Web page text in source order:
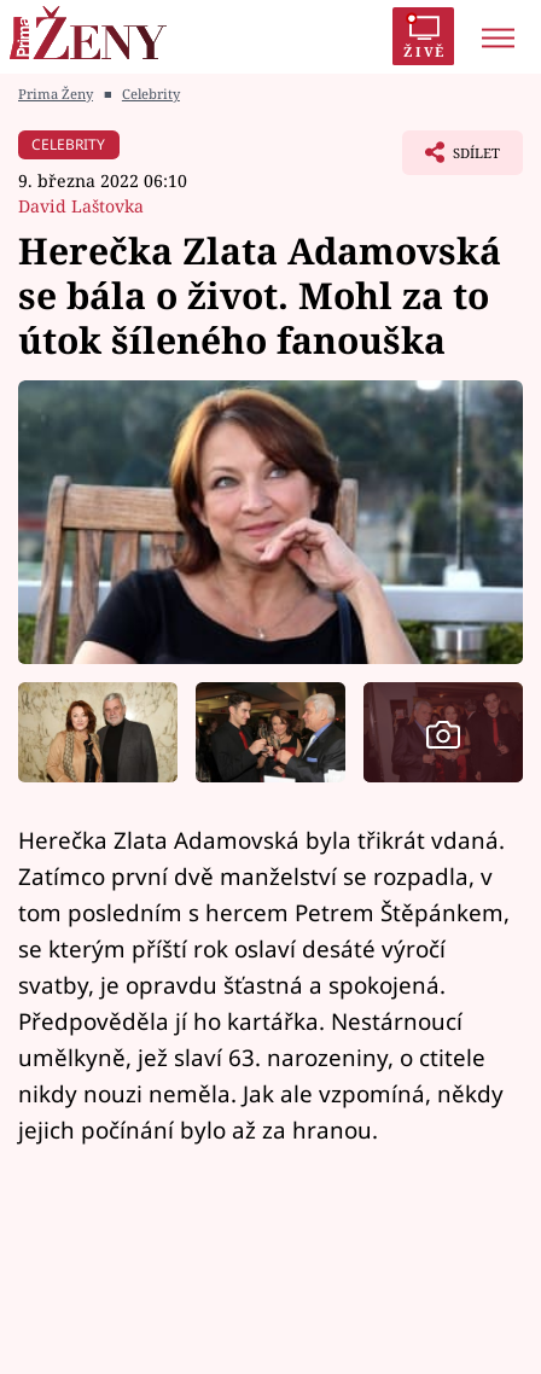
ŽIVĚ
Módní alarm
Témata
Celebrity
Vztahy
Seriály
Horoskopy
Sledujte prima+
Filmový festival Karlovy Vary
Pořady
Mámy sobě
Přihlášení
Sledujte nás
Prima Ženy ■ Celebrity
CELEBRITY
9. března 2022 06:10
David Laštovka
SDÍLET
Herečka Zlata Adamovská
se bála o život. Mohl za to
útok šíleného fanouška
Herečka Zlata Adamovská byla třikrát vdaná.
Zatímco první dvě manželství se rozpadla, v
tom posledním s hercem Petrem Štěpánkem,
se kterým příští rok oslaví desáté výročí
svatby, je opravdu šťastná a spokojená.
Předpověděla jí ho kartářka. Nestárnoucí
umělkyně, jež slaví 63. narozeniny, o ctitele
nikdy nouzi neměla. Jak ale vzpomíná, někdy
jejich počínání bylo až za hranou.